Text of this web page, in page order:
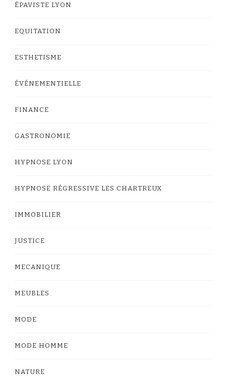
ÉPAVISTE LYON
EQUITATION
ESTHETISME
ÉVÉNEMENTIELLE
FINANCE
GASTRONOMIE
HYPNOSE LYON
HYPNOSE RÉGRESSIVE LES CHARTREUX
IMMOBILIER
JUSTICE
MECANIQUE
MEUBLES
MODE
MODE HOMME
NATURE